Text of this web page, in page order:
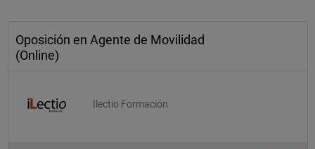
Oposición en Agente de Movilidad
(Online)
Ilectio Formación